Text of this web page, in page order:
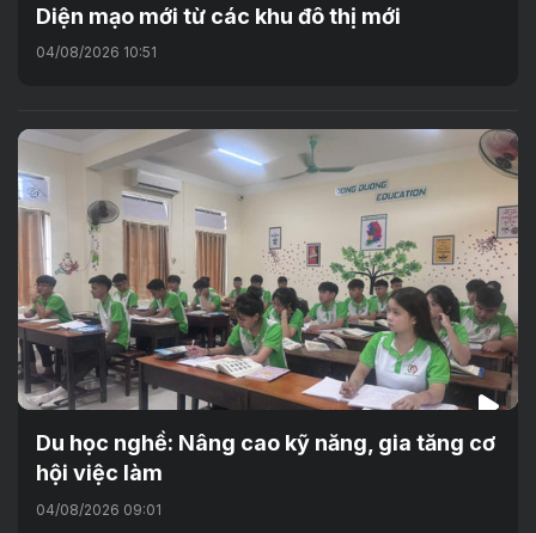
Diện mạo mới từ các khu đô thị mới
04/08/2026 10:51
Du học nghề: Nâng cao kỹ năng, gia tăng cơ
hội việc làm
04/08/2026 09:01